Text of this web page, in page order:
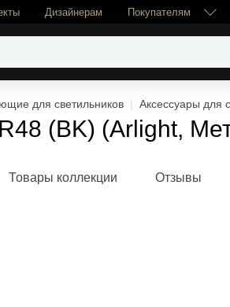
Дизайнерам Покупателям
для светильников Аксессуары для
(BK) (Arlight,
Товары коллекции Отзывы